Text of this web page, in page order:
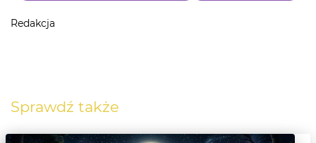
Redakcja
Sprawdź także